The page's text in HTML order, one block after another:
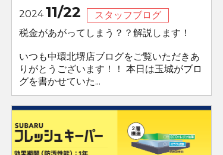
202411/22
スタッフブログ
税金があがってしまう？？解説します！
いつも中環北堺店ブログをご覧いただきあ
りがとうございます！！ 本日は玉城がブロ
グを書かせていた...